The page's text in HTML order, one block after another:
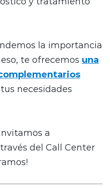
la importancia
te ofrecemos una
necesidades
a
del Call Center